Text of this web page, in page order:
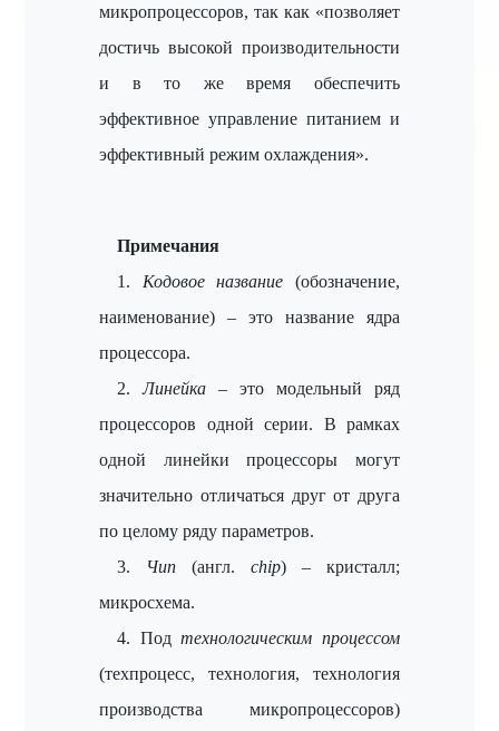
микропроцессоров, так как «позволяет
достичь высокой производительности
и в то же время обеспечить
эффективное управление питанием и
эффективный режим охлаждения».
Примечания
1. Кодовое название (обозначение,
наименование) – это название ядра
процессора.
2.Линейка – это модельный ряд
процессоров одной серии. В рамках
одной линейки процессоры могут
значительно отличаться друг от друга
по целому ряду параметров.
3.
Чип (англ. chip) – кристалл;
микросхема.
4. Подтехнологическим процессом
(техпроцесс, технология, технология
производства микропроцессоров)